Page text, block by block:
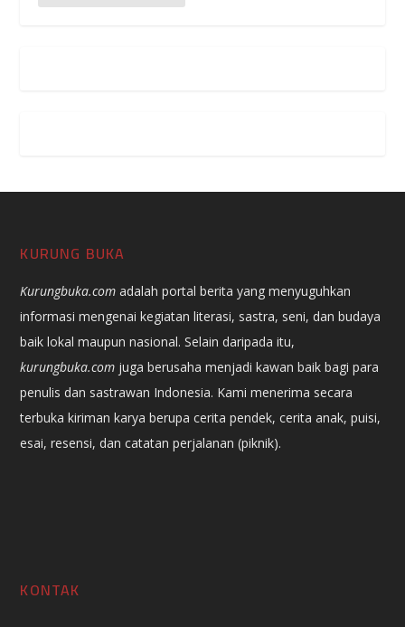
KURUNG BUKA
Kurungbuka.com adalah portal berita yang menyuguhkan
informasi mengenai kegiatan literasi, sastra, seni, dan budaya
baik lokal maupun nasional. Selain daripada itu,
kurungbuka.com juga berusaha menjadi kawan baik bagi para
penulis dan sastrawan Indonesia. Kami menerima secara
terbuka kiriman karya berupa cerita pendek, cerita anak, puisi,
esai, resensi, dan catatan perjalanan (piknik).
KONTAK